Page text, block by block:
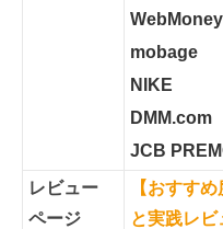
WebMoney
mobage
NIKE
DMM.com
JCB
レビュー
ページ
【おすす
と実践レ